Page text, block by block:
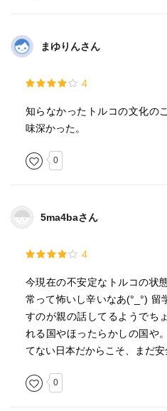
まゆりんさん
4
知らなかったトルコの文化の
味深かった。
0
5ma4baさん
4
今現在の不安定なトルコの状
常って怖いし辛いなあ(°_°)
すのが親の話してるようでち
れる国やほったらかしの国や
てない日本だからこそ、まだ安
0